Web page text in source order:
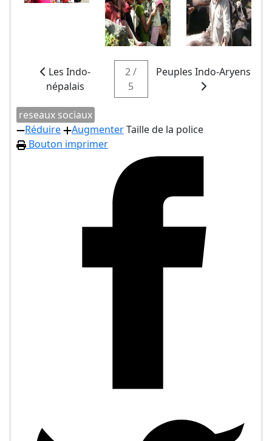
Les Indo-
népalais
2 /
5
Peuples Indo-Aryens
reseaux sociaux
Réduire
AugmenterTaille de la police
Bouton imprimer